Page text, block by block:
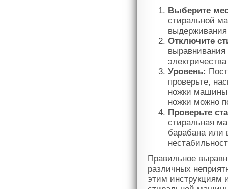
Выберите
стиральной
Отключите
Уровень:
проверьте,
ножки
ножки можно
Проверьте
стиральная
барабана или
Правильное
различных
этим инструкциям